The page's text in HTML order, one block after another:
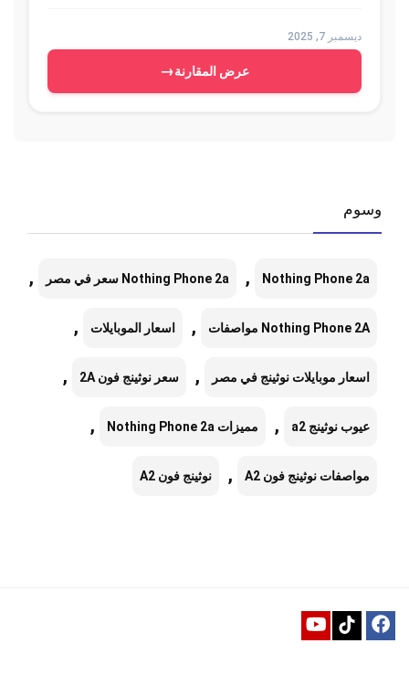
ديسمبر 7, 2025
عرض المقارنة→
وسوم
Nothing Phone 2a
, Nothing Phone 2a سعر في مصر ,
Nothing Phone 2A مواصفات , اسعار الموبايلات ,
اسعار موبايلات نوثينج في مصر , سعر نوثينج فون 2A ,
عيوب نوثينج a2 , مميزات Nothing Phone 2a ,
مواصفات نوثينج فون A2 , نوثينج فون A2